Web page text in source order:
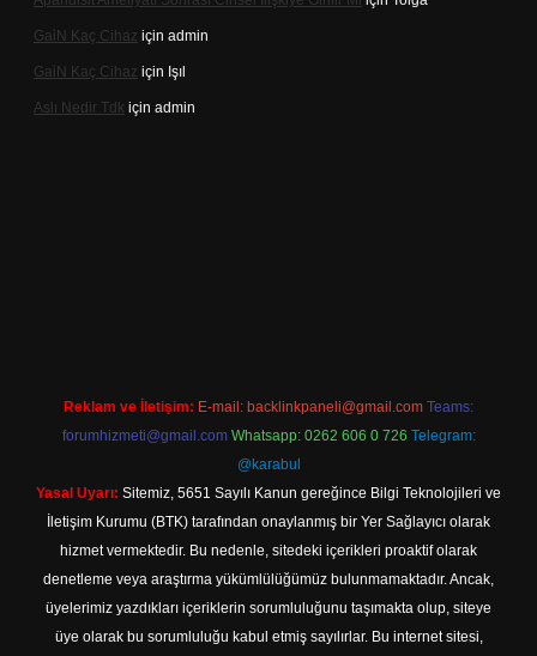
Gai̇N Kaç Cihaz için admin
Gai̇N Kaç Cihaz için Işıl
Aslı Nedir Tdk için admin
Reklam ve İletişim: E-mail: backlinkpaneli@gmail.com Teams:
forumhizmeti@gmail.com Whatsapp: 0262 606 0 726 Telegram:
@karabul
Yasal Uyarı: Sitemiz, 5651 Sayılı Kanun gereğince Bilgi Teknolojileri ve
İletişim Kurumu (BTK) tarafından onaylanmış bir Yer Sağlayıcı olarak
hizmet vermektedir. Bu nedenle, sitedeki içerikleri proaktif olarak
denetleme veya araştırma yükümlülüğümüz bulunmamaktadır. Ancak,
üyelerimiz yazdıkları içeriklerin sorumluluğunu taşımakta olup, siteye
üye olarak bu sorumluluğu kabul etmiş sayılırlar. Bu internet sitesi,